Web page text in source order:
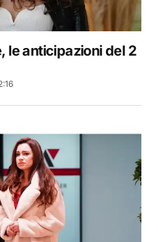
le anticipazioni del 2